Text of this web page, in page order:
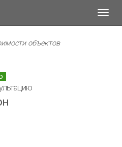
объектов